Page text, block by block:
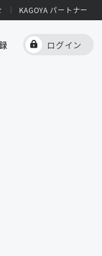
KAGOYA パートナー
ログイン